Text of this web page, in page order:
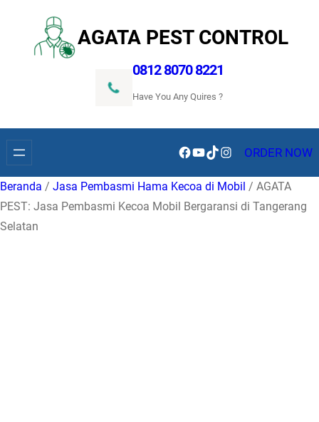
konten
AGATA PEST CONTROL
0812 8070 8221
Have You Any Quires ?
Facebook
YouTube
TikTokInstagramORDER NOW
Beranda / Jasa Pembasmi Hama Kecoa di Mobil / AGATA
PEST: Jasa Pembasmi Kecoa Mobil Bergaransi di Tangerang
Selatan